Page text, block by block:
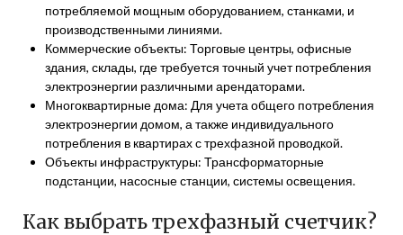
потребляемой мощным оборудованием, станками, и
производственными линиями.
Коммерческие объекты: Торговые центры, офисные
здания, склады, где требуется точный учет потребления
электроэнергии различными арендаторами.
Многоквартирные дома: Для учета общего потребления
электроэнергии домом, а также индивидуального
потребления в квартирах с трехфазной проводкой.
Объекты инфраструктуры: Трансформаторные
подстанции, насосные станции, системы освещения.
Как выбрать трехфазный счетчик?